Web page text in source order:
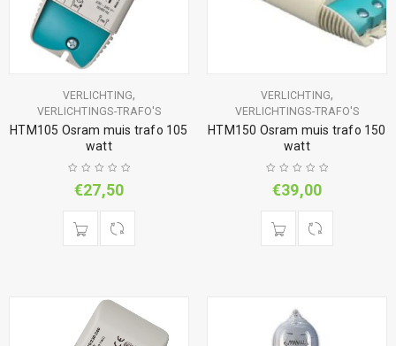
VERLICHTING,
VERLICHTINGS-TRAFO'S
HTM105 Osram muis trafo 105
watt
€27,50
VERLICHTING,
VERLICHTINGS-TRAFO'S
HTM150 Osram muis trafo 150
watt
€39,00